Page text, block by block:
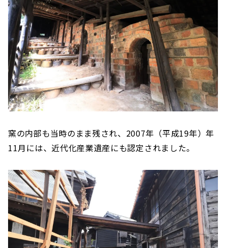
窯の内部も当時のまま残され、2007年（平成19年）年
11月には、近代化産業遺産にも認定されました。